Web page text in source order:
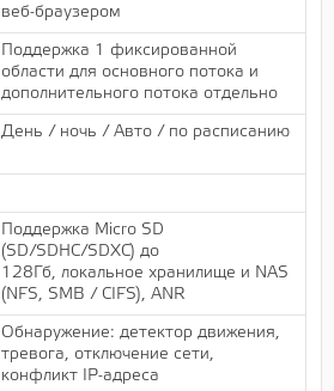
веб-браузером
Поддержка 1 фиксированной
области для основного потока и
дополнительного потока отдельно
День / ночь / Авто / по расписанию
Поддержка Micro SD
(SD/SDHC/SDXC) до
128Гб, локальное хранилище и NAS
(NFS, SMB / CIFS), ANR
Обнаружение: детектор движения,
тревога, отключение сети,
конфликт IP-адреса